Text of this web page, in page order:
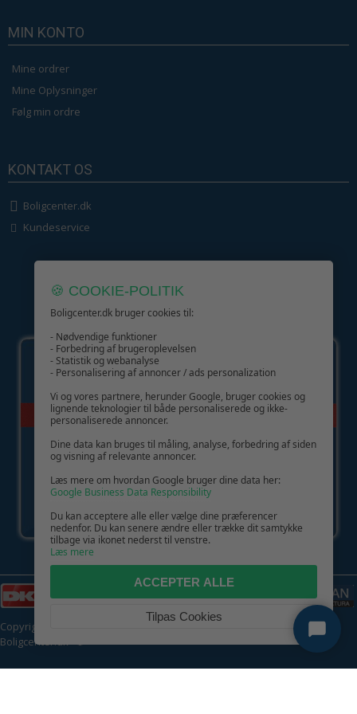
MIN KONTO
Mine ordrer
Mine Oplysninger
Følg min ordre
KONTAKT OS
Boligcenter.dk
Kundeservice
GIV GLÆDE MED ET GAVEKORT!
Copyright © 2026 | CVR: DK41222093 | Alle rettigheder forbeholdes |
Boligcenter.dk
🍪 COOKIE-POLITIK
Boligcenter.dk bruger cookies til:
- Nødvendige funktioner
- Forbedring af brugeroplevelsen
- Statistik og webanalyse
- Personalisering af annoncer / ads personalization
Vi og vores partnere, herunder Google, bruger cookies og
lignende teknologier til både personaliserede og ikke-
personaliserede annoncer.
Dine data kan bruges til måling, analyse, forbedring af siden
og visning af relevante annoncer.
Læs mere om hvordan Google bruger dine data her:
Google Business Data Responsibility
Du kan acceptere alle eller vælge dine præferencer
nedenfor. Du kan senere ændre eller trække dit samtykke
tilbage via ikonet nederst til venstre.
Læs mere
ACCEPTER ALLE
Tilpas Cookies